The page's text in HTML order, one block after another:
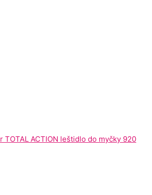
TOTAL ACTION leštidlo do myčky 920